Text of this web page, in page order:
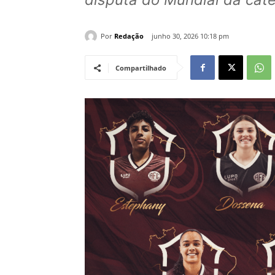
Por Redação junho 30, 2026 10:18 pm
Compartilhado